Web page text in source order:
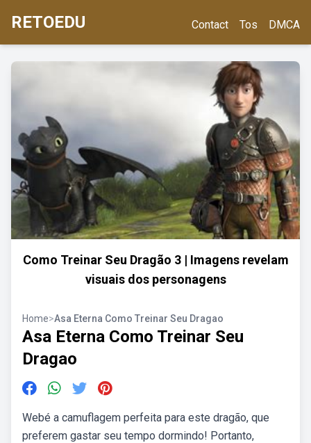
RETOEDU Contact Tos DMCA
Como Treinar Seu Dragão 3 | Imagens revelam
visuais dos personagens
Home>Asa Eterna Como Treinar Seu Dragao
Asa Eterna Como Treinar Seu
Dragao
Webé a camuflagem perfeita para este dragão, que
preferem gastar seu tempo dormindo! Portanto,